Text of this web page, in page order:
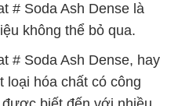
# Soda Ash Dense là
không thể bỏ qua.
# Soda Ash Dense, hay
loại hóa chất có công